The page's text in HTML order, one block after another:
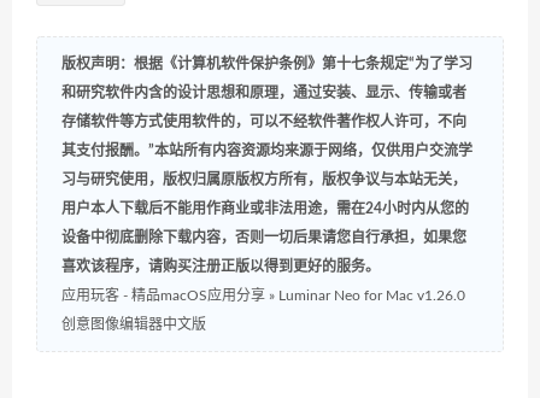
版权声明：根据《计算机软件保护条例》第十七条规定“为了学习
和研究软件内含的设计思想和原理，通过安装、显示、传输或者
存储软件等方式使用软件的，可以不经软件著作权人许可，不向
其支付报酬。”本站所有内容资源均来源于网络，仅供用户交流学
习与研究使用，版权归属原版权方所有，版权争议与本站无关，
用户本人下载后不能用作商业或非法用途，需在24小时内从您的
设备中彻底删除下载内容，否则一切后果请您自行承担，如果您
喜欢该程序，请购买注册正版以得到更好的服务。
应用玩客 - 精品macOS应用分享 » Luminar Neo for Mac v1.26.0
创意图像编辑器中文版